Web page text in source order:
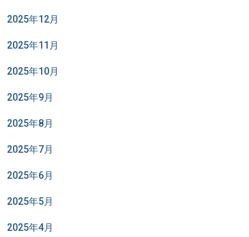
2025年12月
2025年11月
2025年10月
2025年9月
2025年8月
2025年7月
2025年6月
2025年5月
2025年4月